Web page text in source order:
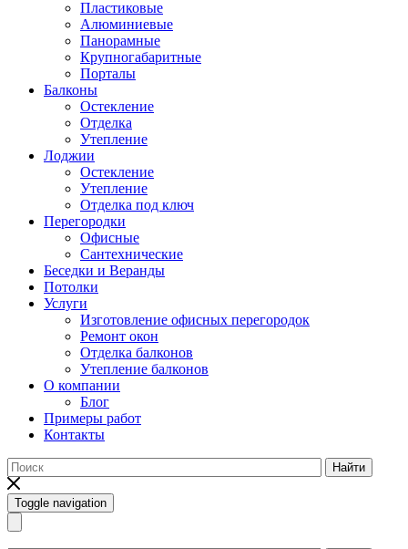
Пластиковые
Алюминиевые
Панорамные
Крупногабаритные
Порталы
Балконы
Остекление
Отделка
Утепление
Лоджии
Остекление
Утепление
Отделка под ключ
Перегородки
Офисные
Сантехнические
Беседки и Веранды
Потолки
Услуги
Изготовление офисных перегородок
Ремонт окон
Отделка балконов
Утепление балконов
О компании
Блог
Примеры работ
Контакты
Найти
Toggle navigation